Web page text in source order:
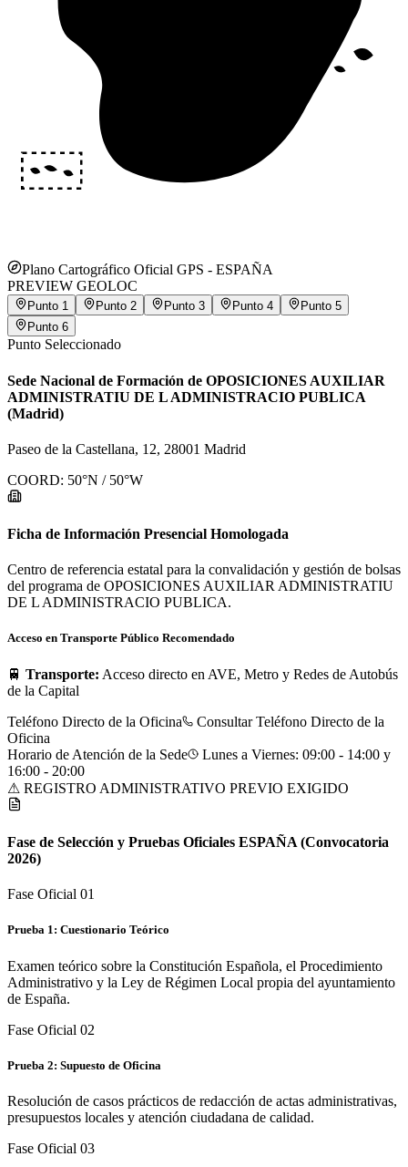
Plano Cartográfico Oficial GPS - ESPAÑA
PREVIEW GEOLOC
Punto 1 Punto 2 Punto 3 Punto 4 Punto 5
Punto 6
Punto Seleccionado
Sede Nacional de Formación de OPOSICIONES AUXILIAR
ADMINISTRATIU DE L ADMINISTRACIO PUBLICA
(Madrid)
Paseo de la Castellana, 12, 28001 Madrid
COORD: 50°N / 50°W
Ficha de Información Presencial Homologada
Centro de referencia estatal para la convalidación y gestión de bolsas
del programa de OPOSICIONES AUXILIAR ADMINISTRATIU
DE L ADMINISTRACIO PUBLICA.
Acceso en Transporte Público Recomendado
🚆 Transporte: Acceso directo en AVE, Metro y Redes de Autobús
de la Capital
Teléfono Directo de la Oficina
Consultar Teléfono Directo de la
Oficina
Horario de Atención de la Sede
Lunes a Viernes: 09:00 - 14:00 y
16:00 - 20:00
⚠ REGISTRO ADMINISTRATIVO PREVIO EXIGIDO
Fase de Selección y Pruebas Oficiales ESPAÑA (Convocatoria
2026)
Fase Oficial 01
Prueba 1: Cuestionario Teórico
Examen teórico sobre la Constitución Española, el Procedimiento
Administrativo y la Ley de Régimen Local propia del ayuntamiento
de España.
Fase Oficial 02
Prueba 2: Supuesto de Oficina
Resolución de casos prácticos de redacción de actas administrativas,
presupuestos locales y atención ciudadana de calidad.
Fase Oficial 03